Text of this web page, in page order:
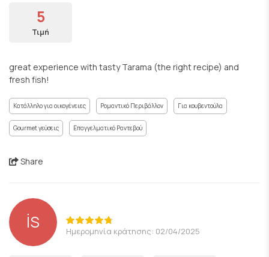
5
Τιμή
great experience with tasty Tarama (the right recipe) and
fresh fish!
Κατάλληλο για οικογένειες Ρομαντικό Περιβάλλον Για κουβεντούλα
Gourmet γεύσεις Επαγγελματικό Ραντεβού
Share
İS Ημερομηνία κράτησης: 02/04/2025